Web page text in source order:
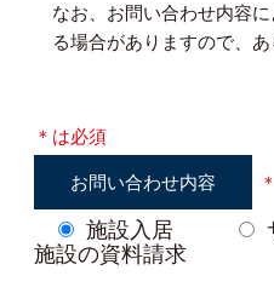
なお、お問い合わせ内容
る場合がありますので、
＊は必須
お問い合わせ内容 ＊
施設入居
施設の資料請求